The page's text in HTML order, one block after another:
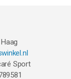
Sport